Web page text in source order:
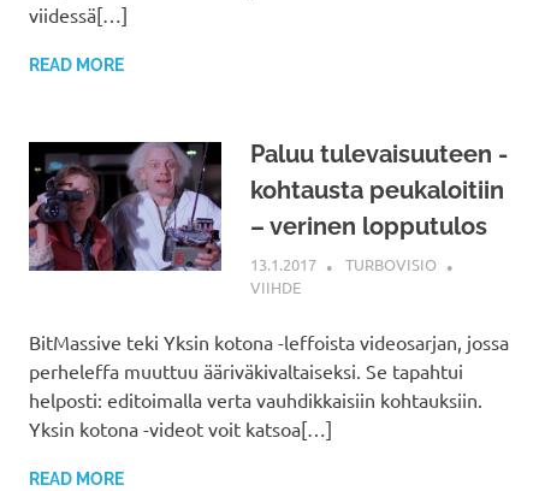
viidessä[…]
READ MORE
Paluu tulevaisuuteen -
kohtausta peukaloitiin
– verinen lopputulos
13.1.2017
TURBOVISIO
VIIHDE
BitMassive teki Yksin kotona -leffoista videosarjan, jossa
perheleffa muuttuu ääriväkivaltaiseksi. Se tapahtui
helposti: editoimalla verta vauhdikkaisiin kohtauksiin.
Yksin kotona -videot voit katsoa[…]
READ MORE